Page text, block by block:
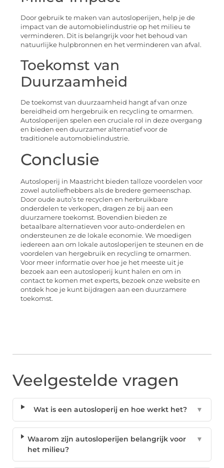
Door gebruik te maken van autosloperijen, help je de
impact van de automobielindustrie op het milieu te
verminderen. Dit is belangrijk voor het behoud van
natuurlijke hulpbronnen en het verminderen van afval.
Toekomst van
Duurzaamheid
De toekomst van duurzaamheid hangt af van onze
bereidheid om hergebruik en recycling te omarmen.
Autosloperijen spelen een cruciale rol in deze overgang
en bieden een duurzamer alternatief voor de
traditionele automobielindustrie.
Conclusie
Autosloperij in Maastricht bieden talloze voordelen voor
zowel autoliefhebbers als de bredere gemeenschap.
Door oude auto’s te recyclen en herbruikbare
onderdelen te verkopen, dragen ze bij aan een
duurzamere toekomst. Bovendien bieden ze
betaalbare alternatieven voor auto-onderdelen en
ondersteunen ze de lokale economie. We moedigen
iedereen aan om lokale autosloperijen te steunen en de
voordelen van hergebruik en recycling te omarmen.
Voor meer informatie over hoe je het meeste uit je
bezoek aan een autosloperij kunt halen en om in
contact te komen met experts, bezoek onze website en
ontdek hoe je kunt bijdragen aan een duurzamere
toekomst.
Veelgestelde vragen
Wat is een autosloperij en hoe werkt het? ▼
Waarom zijn autosloperijen belangrijk voor
het milieu?
▼